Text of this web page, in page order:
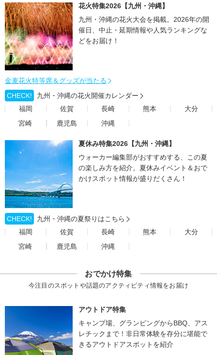
花火特集2026【九州・沖縄】
九州・沖縄の花火大会を掲載。2026年の開
催日、中止・延期情報や人気ランキングな
どをお届け！
金麦花火特等席＆グッズが当たる
CHECK!
九州・沖縄の花火開催カレンダー
福岡
佐賀 長崎 熊本
大分
宮崎
鹿児島 沖縄
夏休み特集2026【九州・沖縄】
ウォーカー編集部がおすすめする、この夏
の楽しみ方を紹介。夏休みイベント＆おで
かけスポット情報が盛りだくさん！
CHECK!
九州・沖縄の夏祭りはこちら
福岡
佐賀 長崎 熊本
大分
宮崎
鹿児島 沖縄
おでかけ特集
今注目のスポットや話題のアクティビティ情報をお届け
アウトドア特集
キャンプ場、グランピングからBBQ、アス
レチックまで！非日常体験を存分に堪能で
きるアウトドアスポットを紹介